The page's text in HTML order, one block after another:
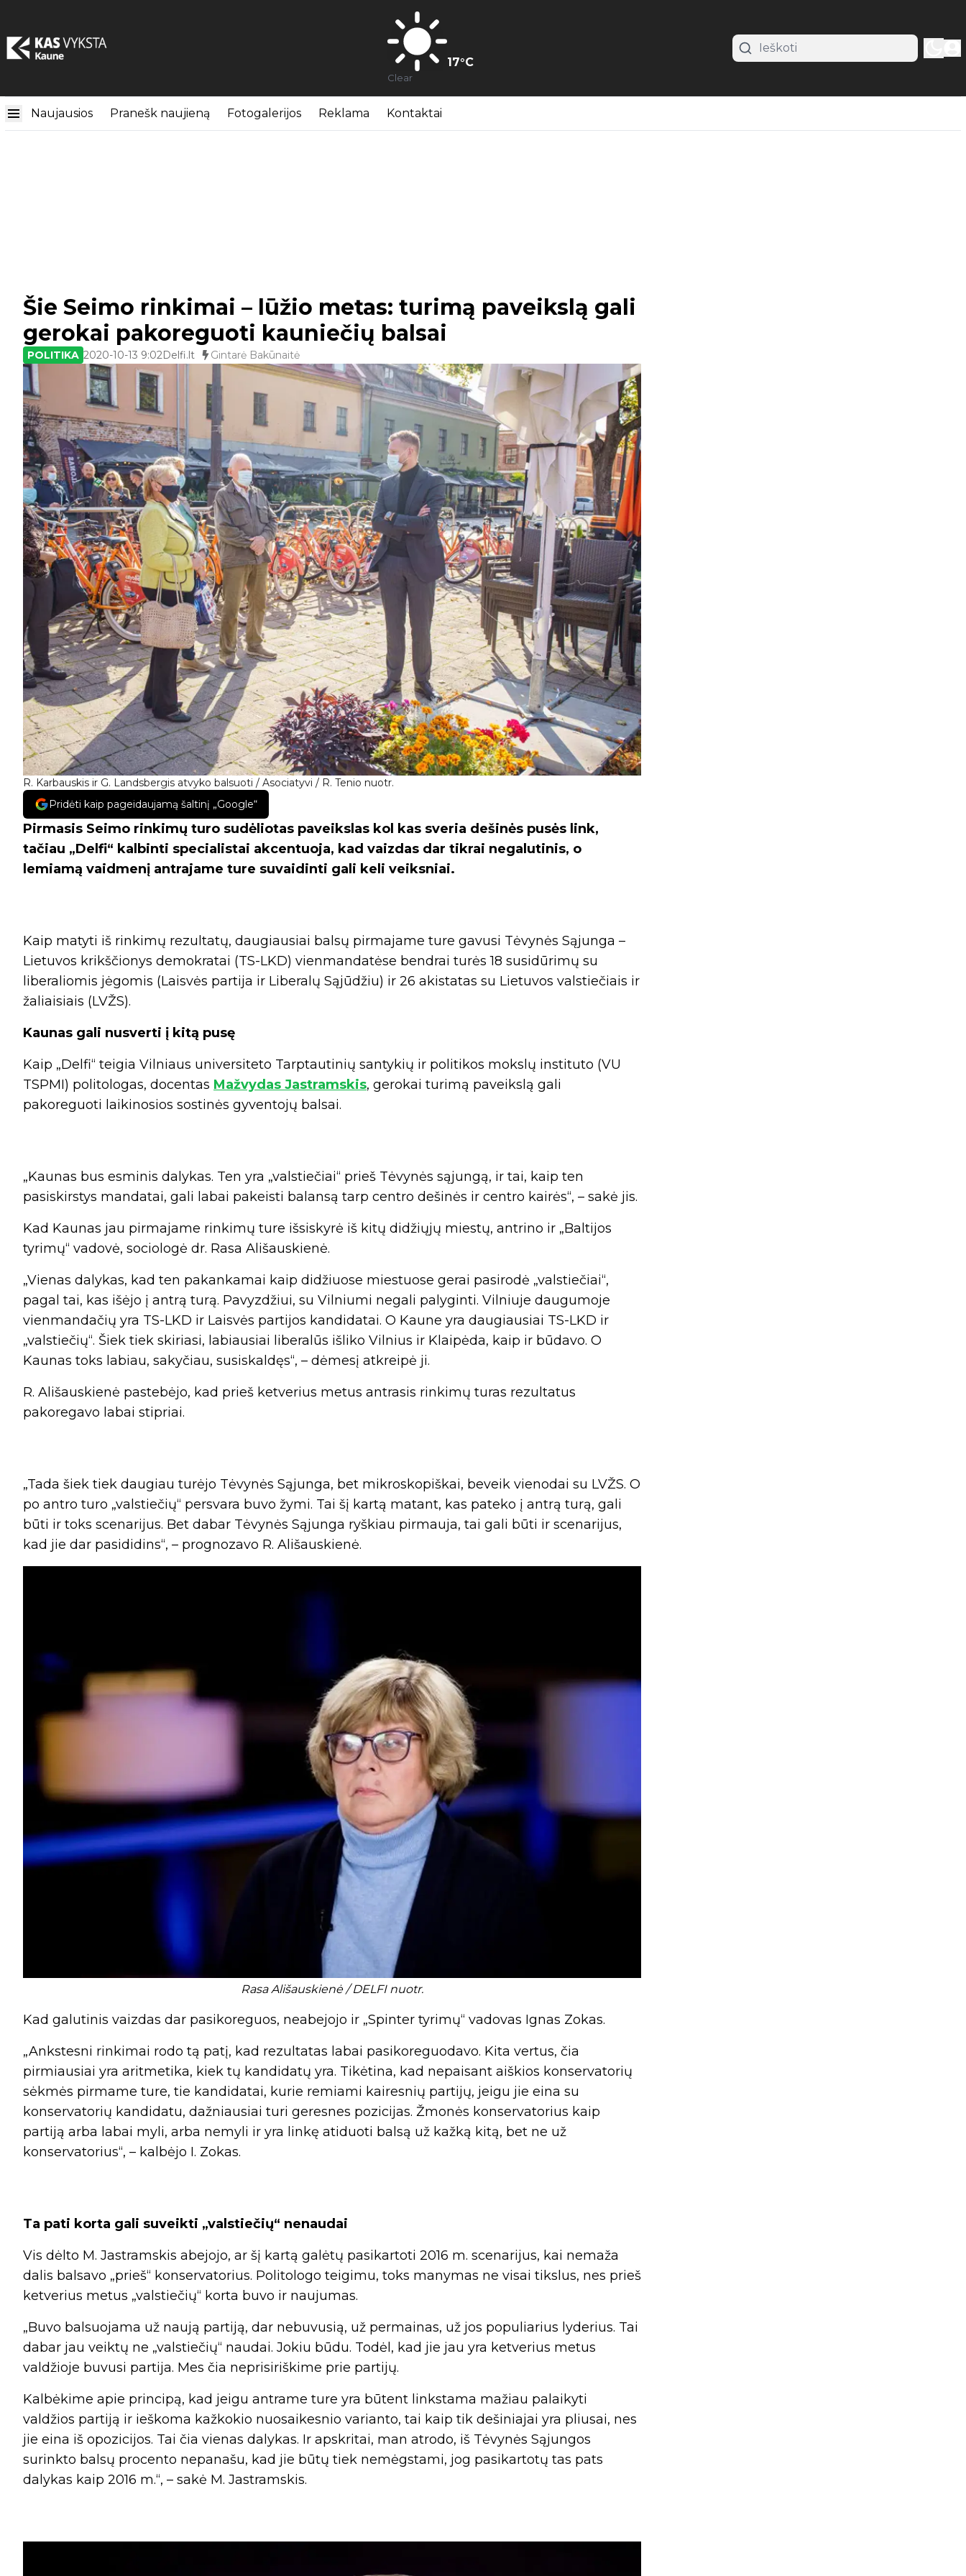
17°C
Clear
Naujausios Pranešk naujieną Fotogalerijos Reklama Kontaktai
R. Karbauskis ir G. Landsbergis atvyko balsuoti / Asociatyvi / R. Tenio nuotr.
Šie Seimo rinkimai – lūžio metas: turimą paveikslą gali
gerokai pakoreguoti kauniečių balsai
POLITIKA 2020-10-13 9:02Delfi.lt Gintarė Bakūnaitė
Pridėti kaip pageidaujamą šaltinį „Google“
Pirmasis Seimo rinkimų turo sudėliotas paveikslas kol kas sveria dešinės pusės link,
tačiau „Delfi“ kalbinti specialistai akcentuoja, kad vaizdas dar tikrai negalutinis, o
lemiamą vaidmenį antrajame ture suvaidinti gali keli veiksniai.
Kaip matyti iš rinkimų rezultatų, daugiausiai balsų pirmajame ture gavusi Tėvynės Sąjunga –
Lietuvos krikščionys demokratai (TS-LKD) vienmandatėse bendrai turės 18 susidūrimų su
liberaliomis jėgomis (Laisvės partija ir Liberalų Sąjūdžiu) ir 26 akistatas su Lietuvos valstiečiais ir
žaliaisiais (LVŽS).
Kaunas gali nusverti į kitą pusę
Kaip „Delfi“ teigia Vilniaus universiteto Tarptautinių santykių ir politikos mokslų instituto (VU
TSPMI) politologas, docentas Mažvydas Jastramskis, gerokai turimą paveikslą gali
pakoreguoti laikinosios sostinės gyventojų balsai.
„Kaunas bus esminis dalykas. Ten yra „valstiečiai“ prieš Tėvynės sąjungą, ir tai, kaip ten
pasiskirstys mandatai, gali labai pakeisti balansą tarp centro dešinės ir centro kairės“, – sakė jis.
Kad Kaunas jau pirmajame rinkimų ture išsiskyrė iš kitų didžiųjų miestų, antrino ir „Baltijos
tyrimų“ vadovė, sociologė dr. Rasa Ališauskienė.
„Vienas dalykas, kad ten pakankamai kaip didžiuose miestuose gerai pasirodė „valstiečiai“,
pagal tai, kas išėjo į antrą turą. Pavyzdžiui, su Vilniumi negali palyginti. Vilniuje daugumoje
vienmandačių yra TS-LKD ir Laisvės partijos kandidatai. O Kaune yra daugiausiai TS-LKD ir
„valstiečių“. Šiek tiek skiriasi, labiausiai liberalūs išliko Vilnius ir Klaipėda, kaip ir būdavo. O
Kaunas toks labiau, sakyčiau, susiskaldęs“, – dėmesį atkreipė ji.
R. Ališauskienė pastebėjo, kad prieš ketverius metus antrasis rinkimų turas rezultatus
pakoregavo labai stipriai.
„Tada šiek tiek daugiau turėjo Tėvynės Sąjunga, bet mikroskopiškai, beveik vienodai su LVŽS. O
po antro turo „valstiečių“ persvara buvo žymi. Tai šį kartą matant, kas pateko į antrą turą, gali
būti ir toks scenarijus. Bet dabar Tėvynės Sąjunga ryškiau pirmauja, tai gali būti ir scenarijus,
kad jie dar pasididins“, – prognozavo R. Ališauskienė.
Rasa Ališauskienė / DELFI nuotr.
Kad galutinis vaizdas dar pasikoreguos, neabejojo ir „Spinter tyrimų“ vadovas Ignas Zokas.
„Ankstesni rinkimai rodo tą patį, kad rezultatas labai pasikoreguodavo. Kita vertus, čia
pirmiausiai yra aritmetika, kiek tų kandidatų yra. Tikėtina, kad nepaisant aiškios konservatorių
sėkmės pirmame ture, tie kandidatai, kurie remiami kairesnių partijų, jeigu jie eina su
konservatorių kandidatu, dažniausiai turi geresnes pozicijas. Žmonės konservatorius kaip
partiją arba labai myli, arba nemyli ir yra linkę atiduoti balsą už kažką kitą, bet ne už
konservatorius“, – kalbėjo I. Zokas.
Ta pati korta gali suveikti „valstiečių“ nenaudai
Vis dėlto M. Jastramskis abejojo, ar šį kartą galėtų pasikartoti 2016 m. scenarijus, kai nemaža
dalis balsavo „prieš“ konservatorius. Politologo teigimu, toks manymas ne visai tikslus, nes prieš
ketverius metus „valstiečių“ korta buvo ir naujumas.
„Buvo balsuojama už naują partiją, dar nebuvusią, už permainas, už jos populiarius lyderius. Tai
dabar jau veiktų ne „valstiečių“ naudai. Jokiu būdu. Todėl, kad jie jau yra ketverius metus
valdžioje buvusi partija. Mes čia neprisiriškime prie partijų.
Kalbėkime apie principą, kad jeigu antrame ture yra būtent linkstama mažiau palaikyti
valdžios partiją ir ieškoma kažkokio nuosaikesnio varianto, tai kaip tik dešiniajai yra pliusai, nes
jie eina iš opozicijos. Tai čia vienas dalykas. Ir apskritai, man atrodo, iš Tėvynės Sąjungos
surinkto balsų procento nepanašu, kad jie būtų tiek nemėgstami, jog pasikartotų tas pats
dalykas kaip 2016 m.“, – sakė M. Jastramskis.